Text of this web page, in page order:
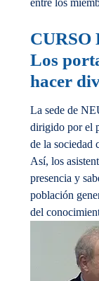
entre los
Los
hacer
La sede de
dirigido por el
de la sociedad
Así, los
presencia y
población
del